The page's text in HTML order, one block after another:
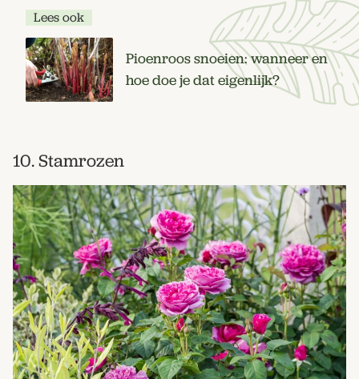
Lees ook
Pioenroos snoeien: wanneer en
hoe doe je dat eigenlijk?
10. Stamrozen